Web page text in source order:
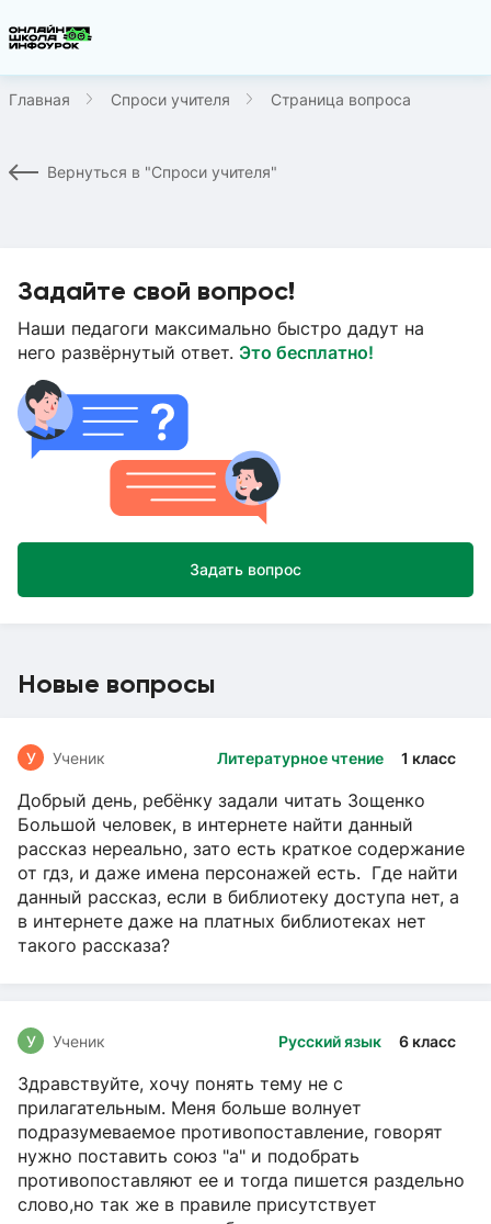
Главная Спроси учителя Страница вопроса
Вернуться в "Спроси учителя"
Задайте свой вопрос!
Наши педагоги максимально быстро дадут на
него развёрнутый ответ. Это бесплатно!
Задать вопрос
Новые вопросы
Литературное чтение 1 класс
У Ученик
Добрый день, ребёнку задали читать Зощенко
Большой человек, в интернете найти данный
рассказ нереально, зато есть краткое содержание
от гдз, и даже имена персонажей есть. Где найти
данный рассказ, если в библиотеку доступа нет, а
в интернете даже на платных библиотеках нет
такого рассказа?
Русский язык 6 класс
У Ученик
Здравствуйте, хочу понять тему не с
прилагательным. Меня больше волнует
подразумеваемое противопоставление, говорят
нужно поставить союз "а" и подобрать
противопоставляют ее и тогда пишется раздельно
слово,но так же в правиле присутствует